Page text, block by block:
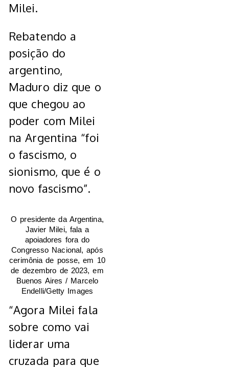
Milei.
Rebatendo a
posição do
argentino,
Maduro diz que o
que chegou ao
poder com Milei
na Argentina “foi
o fascismo, o
sionismo, que é o
novo fascismo”.
O presidente da Argentina,
Javier Milei, fala a
apoiadores fora do
Congresso Nacional, após
cerimônia de posse, em 10
de dezembro de 2023, em
Buenos Aires / Marcelo
Endelli/Getty Images
“Agora Milei fala
sobre como vai
liderar uma
cruzada para que